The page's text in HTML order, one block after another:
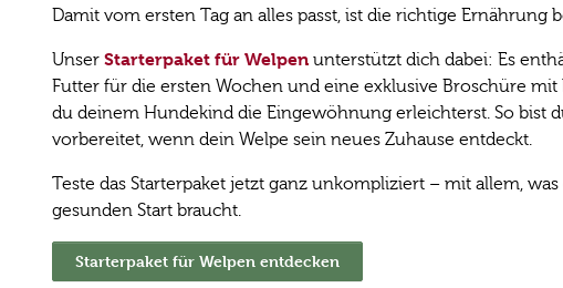
Damit vom ersten Tag an alles passt, ist die richtige Ernährung
Unser Starterpaket für Welpen unterstützt dich dabei: Es
Futter für die ersten Wochen und eine exklusive Broschüre
du deinem Hundekind die Eingewöhnung erleichterst. So bist
vorbereitet, wenn dein Welpe sein neues Zuhause entdeckt.
Teste das Starterpaket jetzt ganz unkompliziert – mit allem,
gesunden Start braucht.
Starterpaket für Welpen entdecken